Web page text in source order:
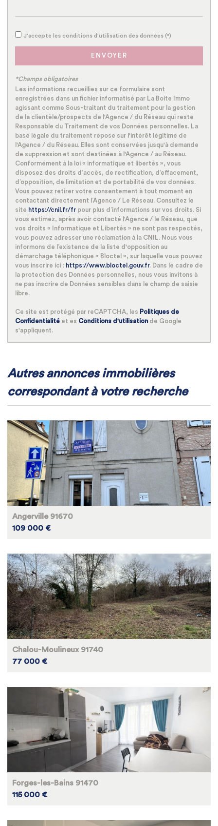
Nombre d'enfants par famille
Familles sans enfant
Familles avec 1 ou 2 enfants
Maisons 83,69 %
Appartements 16,31 %
Familles avec 3 enfants 7,39 %
J'accepte les conditions d'utilisation des données (*)
ENVOYER
*Champs obligatoires
Les informations recueillies sur ce formulaire sont
enregistrées dans un fichier informatisé par La Boite Immo
agissant comme Sous-traitant du traitement pour la gestion
de la clientèle/prospects de l'Agence / du Réseau qui reste
Responsable du Traitement de vos Données personnelles. La
base légale du traitement repose sur l'intérêt légitime de
l'Agence / du Réseau. Elles sont conservées jusqu'à demande
de suppression et sont destinées à l'Agence / au Réseau.
Conformément à la loi « informatique et libertés », vous
disposez des droits d’accès, de rectification, d’effacement,
d’opposition, de limitation et de portabilité de vos données.
Vous pouvez retirer votre consentement à tout moment en
contactant directement l’Agence / Le Réseau. Consultez le
site https://cnil.fr/fr pour plus d’informations sur vos droits. Si
vous estimez, après avoir contacté l'Agence / le Réseau, que
vos droits « Informatique et Libertés » ne sont pas respectés,
vous pouvez adresser une réclamation à la CNIL. Nous vous
informons de l’existence de la liste d'opposition au
démarchage téléphonique « Bloctel », sur laquelle vous pouvez
vous inscrire ici : https://www.bloctel.gouv.fr. Dans le cadre de
la protection des Données personnelles, nous vous invitons à
ne pas inscrire de Données sensibles dans le champ de saisie
libre.
Ce site est protégé par reCAPTCHA, les Politiques de
Confidentialité et es Conditions d'utilisation de Google
s'appliquent.
autres annonces immobilières
correspondant à votre recherche
Angerville 91670
109 000 €
Chalou-Moulineux 91740
77 000 €
Forges-les-Bains 91470
115 000 €